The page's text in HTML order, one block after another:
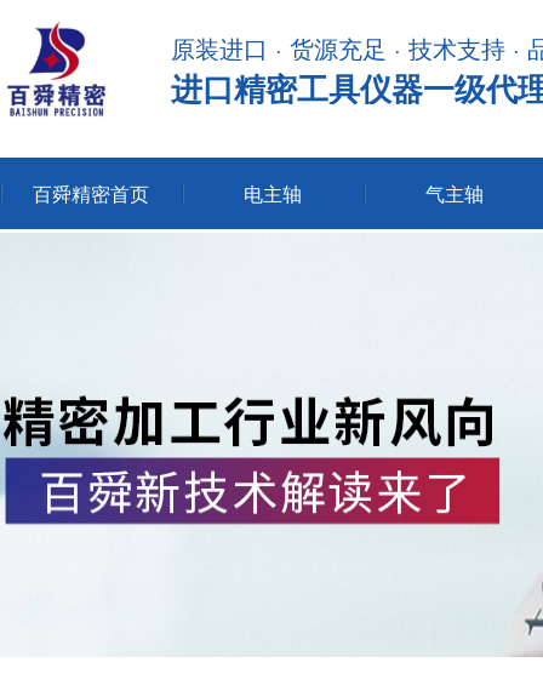
原装进口 · 货源充足 · 技术支持 ·
进口精密工具仪器一级代
百舜精密首页 电主轴 气主轴